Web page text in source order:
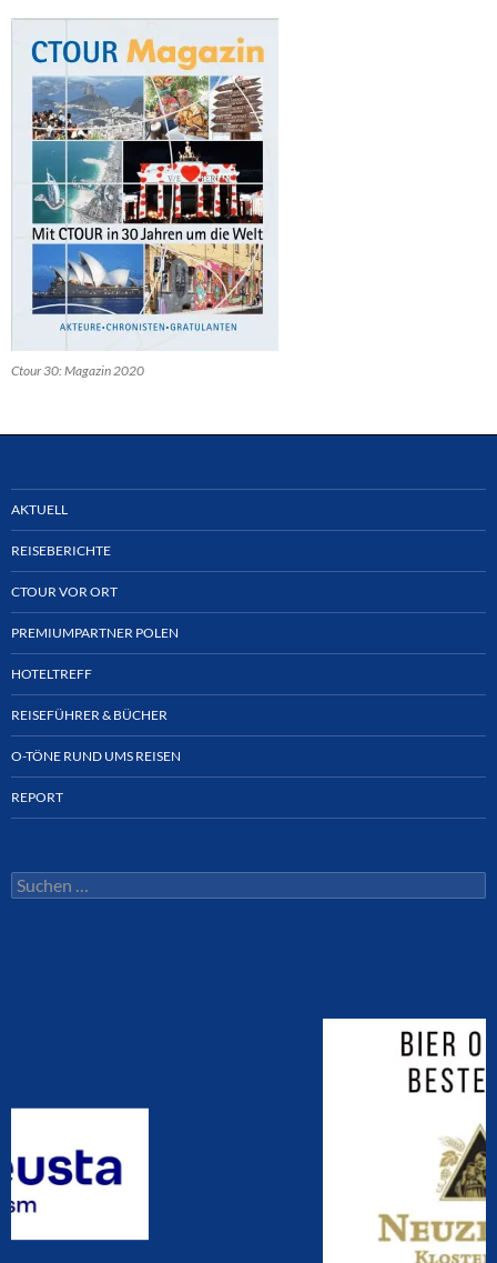
Ctour 30: Magazin 2020
AKTUELL
REISEBERICHTE
CTOUR VOR ORT
PREMIUMPARTNER POLEN
HOTELTREFF
REISEFÜHRER & BÜCHER
O-TÖNE RUND UMS REISEN
REPORT
Suchen
nach: